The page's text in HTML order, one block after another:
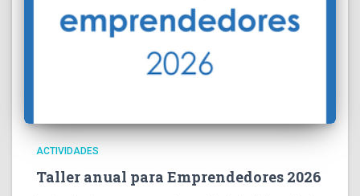
ACTIVIDADES
Taller anual para Emprendedores 2026